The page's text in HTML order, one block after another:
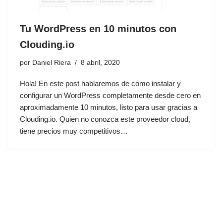
Tu WordPress en 10 minutos con
Clouding.io
por Daniel Riera 8 abril, 2020
Hola! En este post hablaremos de como instalar y
configurar un WordPress completamente desde cero en
aproximadamente 10 minutos, listo para usar gracias a
Clouding.io. Quien no conozca este proveedor cloud,
tiene precios muy competitivos…